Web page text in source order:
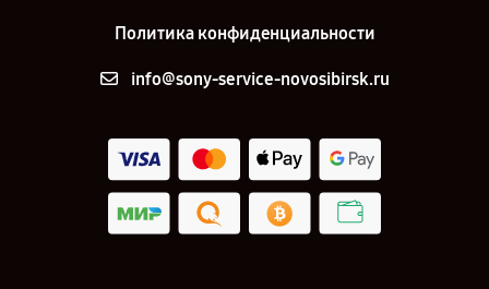
Политика конфиденциальности
info@sony-service-novosibirsk.ru